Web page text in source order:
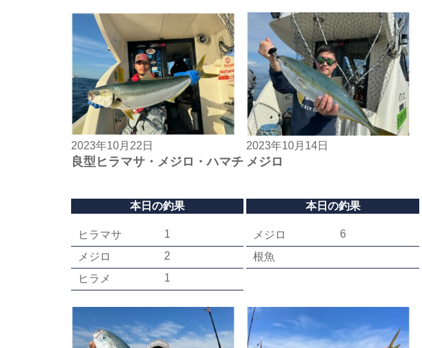
2023年10月22日
良型ヒラマサ・メジロ・ハマチ
本日の釣果
ヒラマサ
1
メジロ
2
ヒラメ
1
2023年10月14日
メジロ
本日の釣果
メジロ
6
根魚